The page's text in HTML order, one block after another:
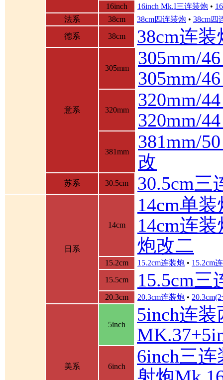
16inch 16inch Mk.I三连装炮 •
法系
38cm 38cm四连装炮 • 38cm四
德系
38cm 38cm连装
意系
305mm
305mm/
305mm/
320mm
320mm/
320mm/
381mm
381mm/
改
苏系 30.5cm 30.5cm三
日系
14cm
14cm单装
14cm连装
炮改二
15.2cm 15.2cm连装炮 • 15.2cm
15.5cm
15.5cm三
20.3cm 20.3cm连装炮 •
美系
5inch
5inch连
6inch
6inch三